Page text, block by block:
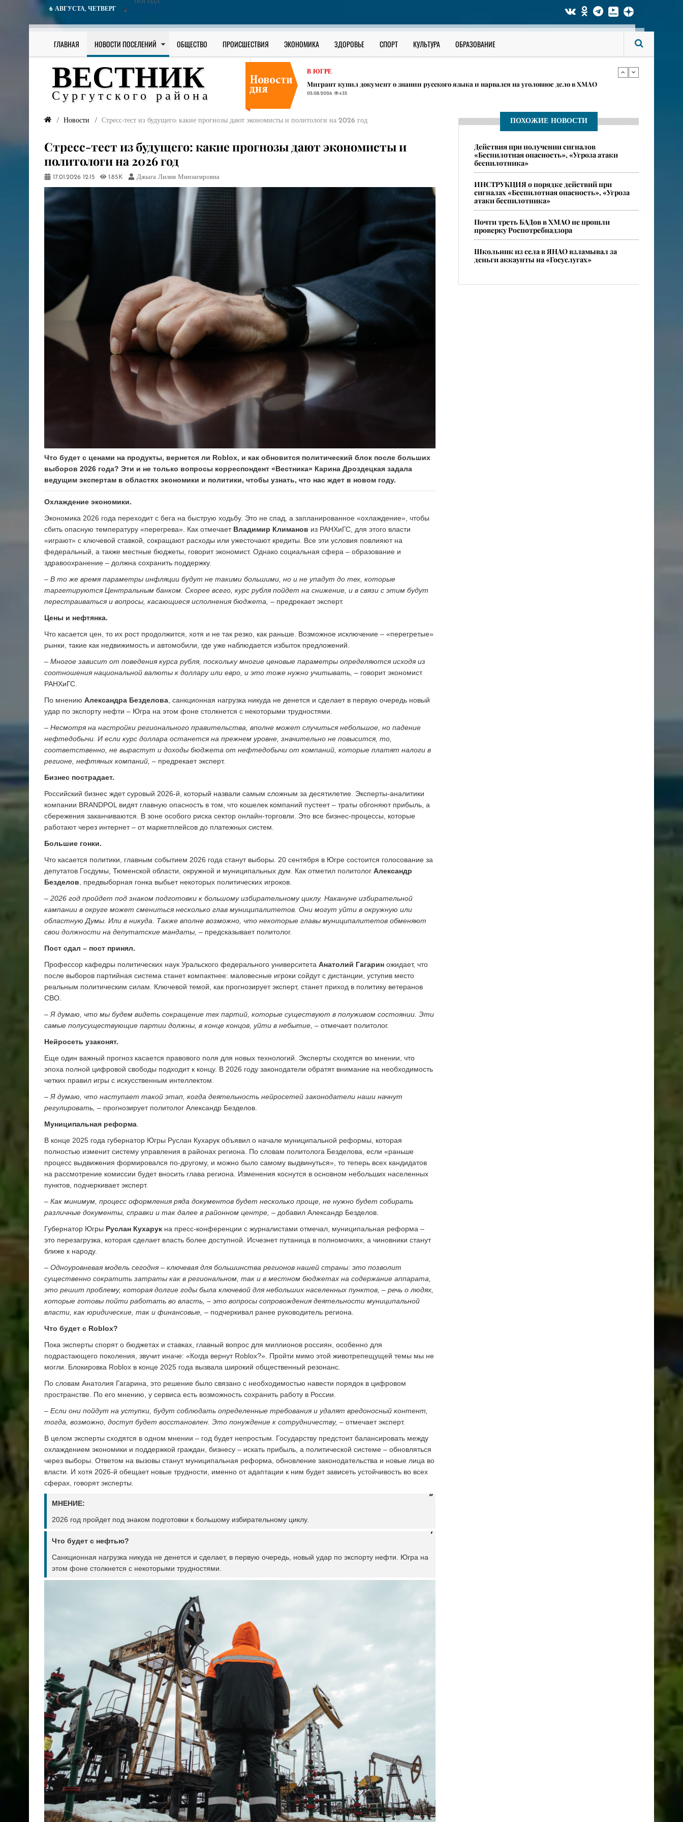
6 АВГУСТА, ЧЕТВЕРГ
ПОГОДА
ГЛАВНАЯ НОВОСТИ ПОСЕЛЕНИЙ ОБЩЕСТВО ПРОИСШЕСТВИЯ ЭКОНОМИКА ЗДОРОВЬЕ СПОРТ КУЛЬТУРА ОБРАЗОВАНИЕ
ВЕСТНИК
Сургутского района
05.08.2026 418
В ЮГРЕ
Мигрант купил документ о знании русского языка и нарвался на уголовное дело в ХМАО
05.08.2026 435
​Праздничной ухой угостят всех участников рыболовного фестиваля в Сургутском районе
Вахтовик из Башкирии пропал на месторождении в ХМАО
Новости ​Стресс-тест из будущего: какие прогнозы дают экономисты и политологи на 2026 год
​Стресс-тест из будущего: какие прогнозы дают экономисты и
политологи на 2026 год
17.01.2026 12:15 1.85K Джыга Лилия Минзагировна
Что будет с ценами на продукты, вернется ли Roblox, и как обновится политический блок после больших
выборов 2026 года? Эти и не только вопросы корреспондент «Вестника» Карина Дроздецкая задала
ведущим экспертам в областях экономики и политики, чтобы узнать, что нас ждет в новом году.
Охлаждение экономики.
Экономика 2026 года переходит с бега на быструю ходьбу. Это не спад, а запланированное «охлаждение», чтобы
сбить опасную температуру «перегрева». Как отмечает Владимир Климанов из РАНХиГС, для этого власти
«играют» с ключевой ставкой, сокращают расходы или ужесточают кредиты. Все эти условия повлияют на
федеральный, а также местные бюджеты, говорит экономист. Однако социальная сфера – образование и
здравоохранение – должна сохранить поддержку.
– В то же время параметры инфляции будут не такими большими, но и не упадут до тех, которые
таргетируются Центральным банком. Скорее всего, курс рубля пойдет на снижение, и в связи с этим будут
перестраиваться и вопросы, касающиеся исполнения бюджета, – предрекает эксперт.
Цены и нефтянка.
Что касается цен, то их рост продолжится, хотя и не так резко, как раньше. Возможное исключение – «перегретые»
рынки, такие как недвижимость и автомобили, где уже наблюдается избыток предложений.
– Многое зависит от поведения курса рубля, поскольку многие ценовые параметры определяются исходя из
соотношения национальной валюты к доллару или евро, и это тоже нужно учитывать, – говорит экономист
РАНХиГС.
По мнению Александра Безделова, санкционная нагрузка никуда не денется и сделает в первую очередь новый
удар по экспорту нефти – Югра на этом фоне столкнется с некоторыми трудностями.
– Несмотря на настройки регио­нального правительства, вполне может случиться небольшое, но падение
нефтедобычи. И если курс доллара останется на прежнем уровне, значительно не повысится, то,
соответственно, не вырастут и доходы бюджета от нефтедобычи от компаний, которые платят налоги в
регионе, нефтяных компаний, – предрекает эксперт.
Бизнес пострадает.
Российский бизнес ждет суровый 2026-й, который назвали самым сложным за десятилетие. Эксперты-аналитики
компании BRANDPOL видят главную опасность в том, что кошелек компаний пустеет – траты обгоняют прибыль, а
сбережения заканчиваются. В зоне особого риска сектор онлайн-торговли. Это все бизнес-процессы, которые
работают через интернет – от маркетплейсов до платежных систем.
Большие гонки.
Что касается политики, главным событием 2026 года станут выборы. 20 сентября в Югре состоится голосование за
депутатов Госдумы, Тюменской области, окружной и муниципальных дум. Как отметил политолог Александр
Безделов, предвыборная гонка выбьет некоторых политических игроков.
– 2026 год пройдет под знаком подготовки к большому избирательному циклу. Накануне избирательной
кампании в округе может смениться несколько глав муниципалитетов. Они могут уйти в окружную или
областную Думы. Или в никуда. Также вполне возможно, что некоторые главы муниципалитетов обменяют
свои должности на депутатские мандаты, – предсказывает политолог.
Пост сдал – пост принял.
Профессор кафедры политических наук Уральского федерального университета Анатолий Гагарин ожидает, что
после выборов партийная система станет компактнее: маловесные игроки сойдут с дистанции, уступив место
реальным политическим силам. Ключевой темой, как прогнозирует эксперт, станет приход в политику ветеранов
СВО.
– Я думаю, что мы будем видеть сокращение тех партий, которые существуют в полуживом состоянии. Эти
самые полусуществующие партии должны, в конце концов, уйти в небытие, – отмечает политолог.
Нейросеть узаконят.
Еще один важный прогноз касается правового поля для новых технологий. Эксперты сходятся во мнении, что
эпоха полной цифровой свободы подходит к концу. В 2026 году законодатели обратят внимание на необходимость
четких правил игры с искусственным интеллектом.
– Я думаю, что наступает такой этап, когда деятельность нейросетей законодатели наши начнут
регулировать, – прогнозирует политолог Александр Безделов.
Муниципальная реформа.
В конце 2025 года губернатор Югры Руслан Кухарук объявил о начале муниципальной реформы, которая
полностью изменит систему управления в районах региона. По словам политолога Безделова, если «раньше
процесс выдвижения формировался по-другому, и можно было самому выдвинуться», то теперь всех кандидатов
на рассмотрение комиссии будет вносить глава региона. Изменения коснутся в основном небольших населенных
пунктов, подчеркивает эксперт.
– Как минимум, процесс оформления ряда документов будет несколько проще, не нужно будет собирать
различные документы, справки и так далее в районном центре, – добавил Александр Безделов.
Губернатор Югры Руслан Кухарук на пресс-конференции с журналистами отмечал, муниципальная реформа –
это перезагрузка, которая сделает власть более доступной. Исчезнет путаница в полномочиях, а чиновники станут
ближе к народу.
– Одноуровневая модель сегодня – ключевая для большинства регионов нашей страны: это позволит
существенно сократить затраты как в региональном, так и в местном бюджетах на содержание аппарата,
это решит проблему, которая долгие годы была ключевой для небольших населенных пунктов, – речь о людях,
которые готовы пойти работать во власть, – это вопросы сопровождения деятельности муниципальной
власти, как юридические, так и финансовые, – подчеркивал ранее руководитель региона.
Что будет с Roblox?
Пока эксперты спорят о бюджетах и ставках, главный вопрос для миллионов россиян, особенно для
подрастающего поколения, звучит иначе: «Когда вернут Roblox?». Пройти мимо этой животрепещущей темы мы не
могли. Блокировка Roblox в конце 2025 года вызвала широкий общественный резонанс.
По словам Анатолия Гагарина, это решение было связано с необходимостью навести порядок в цифровом
пространстве. По его мнению, у сервиса есть возможность сохранить работу в России.
– Если они пойдут на уступки, будут соблюдать определенные требования и удалят вредоносный контент,
тогда, возможно, доступ будет восстановлен. Это понуждение к сотрудничеству, – отмечает эксперт.
В целом эксперты сходятся в одном мнении – год будет непростым. Государству предстоит балансировать между
охлаждением экономики и поддержкой граждан, бизнесу – искать прибыль, а политической системе – обновляться
через выборы. Ответом на вызовы станут муниципальная реформа, обновление законодательства и новые лица во
власти. И хотя 2026-й обещает новые трудности, именно от адаптации к ним будет зависеть устойчивость во всех
сферах, говорят эксперты.
МНЕНИЕ:
2026 год пройдет под знаком подготовки к большому избирательному циклу.
Что будет с нефтью?
Санкционная нагрузка никуда не денется и сделает, в первую очередь, новый удар по экспорту нефти. Югра на
этом фоне столкнется с некоторыми трудностями.
ПОХОЖИЕ НОВОСТИ
Действия при получении сигналов
«Беспилотная опасность», «Угроза атаки
беспилотника»
​ИНСТРУКЦИЯ о порядке действий при
сигналах «Беспилотная опасность», «Угроза
атаки беспилотника»
Почти треть БАДов в ХМАО не прошли
проверку Роспотребнадзора
Школьник из села в ЯНАО взламывал за
деньги аккаунты на «Госуслугах»